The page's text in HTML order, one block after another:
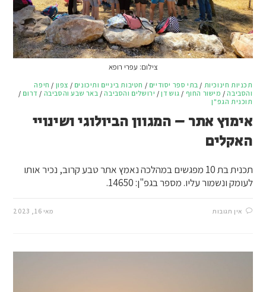
צילום: עפרי רופא
תכניות חינוכיות / בתי ספר יסודיים / חטיבות ביניים ותיכונים / צפון / חיפה
והסביבה/ מישור החוף / גוש דן/ ירושלים והסביבה/ באר שבע והסביבה / דרום /
תוכנית הגפ"ן
אימוץ אתר – המגוון הביולוגי ושינויי
האקלים
תכנית בת 10 מפגשים במהלכה נאמץ אתר טבע קרוב, נכיר אותו
לעומק ונשמור עליו. מספר בגפ"ן: 14650.
אין תגובות מאי 16, 2023